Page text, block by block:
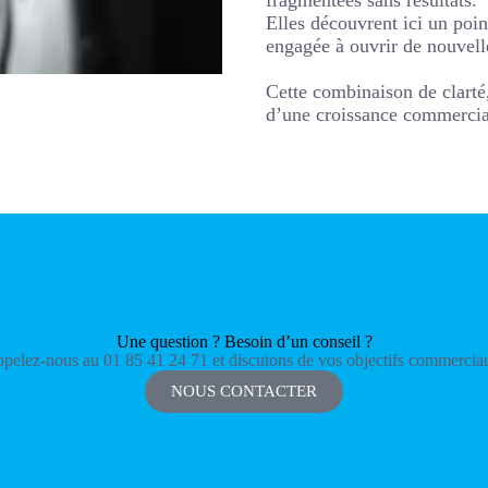
Elles découvrent ici un
engagée à ouvrir de
Cette combinaison de
d’une croissance
Une question ? Besoin d’un conseil ?
nous au 01 85 41 24 71 et discutons de vos objectifs
NOUS CONTACTER